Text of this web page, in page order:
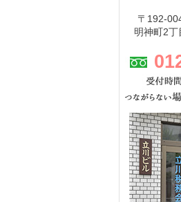
〒192-
明神町2